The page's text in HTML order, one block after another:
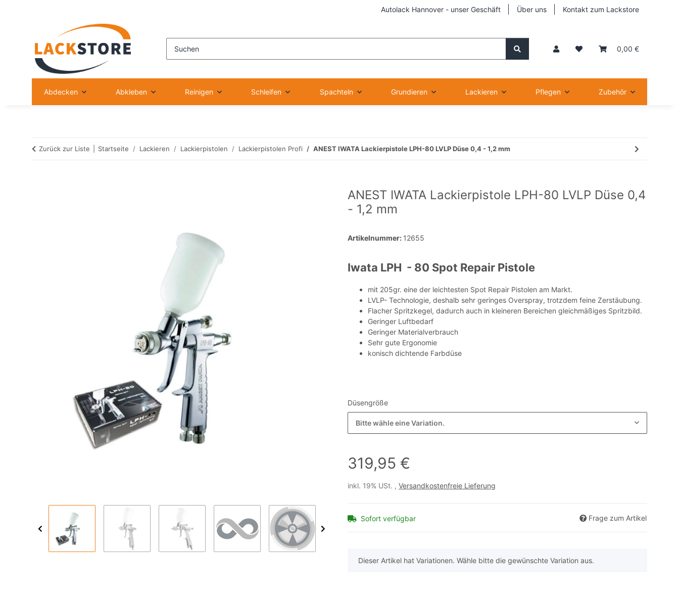
Autolack Hannover - unser Geschäft Über uns Kontakt zum Lackstore
0,00 €
Abdecken Abkleben Reinigen Schleifen Spachteln Grundieren Lackieren Pflegen Zubehör
Zurück zur Liste Startseite Lackieren Lackierpistolen Lackierpistolen Profi ANEST IWATA Lackierpistole LPH-80 LVLP Düse 0,4 - 1,2 mm
ANEST IWATA Lackierpistole LPH-80 LVLP Düse 0,4
- 1,2 mm
Artikelnummer: 12655
Iwata LPH - 80 Spot Repair Pistole
mit 205gr. eine der leichtesten Spot Repair Pistolen am Markt.
LVLP- Technologie, deshalb sehr geringes Overspray, trotzdem feine Zerstäubung.
Flacher Spritzkegel, dadurch auch in kleineren Bereichen gleichmäßiges Spritzbild.
Geringer Luftbedarf
Geringer Materialverbrauch
Sehr gute Ergonomie
konisch dichtende Farbdüse
Düsengröße
Bitte wähle eine Variation.
319,95 €
inkl. 19% USt. , Versandkostenfreie Lieferung
Sofort verfügbar Frage zum Artikel
x
Dieser Artikel hat Variationen. Wähle bitte die gewünschte Variation aus.